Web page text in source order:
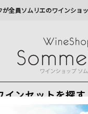
全員ソムリエのワインショ
インセットを探す